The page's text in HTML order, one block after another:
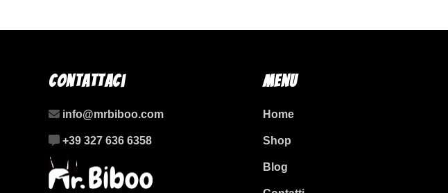
Contattaci
info@mrbiboo.com
+39 327 636 6358
Menu
Home
Shop
Blog